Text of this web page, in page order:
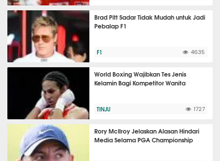
Brad Pitt Sadar Tidak Mudah untuk Jadi
Pebalap F1
F1 4635
World Boxing Wajibkan Tes Jenis
Kelamin Bagi Kompetitor Wanita
TINJU 1727
Rory McIlroy Jelaskan Alasan Hindari
Media Selama PGA Championship